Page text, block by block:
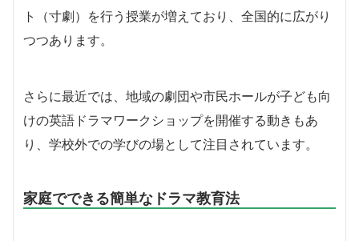
ト（寸劇）を行う授業が増えており、全国的に広がり
つつあります。
さらに最近では、地域の劇団や市民ホールが子ども向
けの英語ドラマワークショップを開催する動きもあ
り、学校外での学びの場として注目されています。
家庭でできる簡単なドラマ教育法